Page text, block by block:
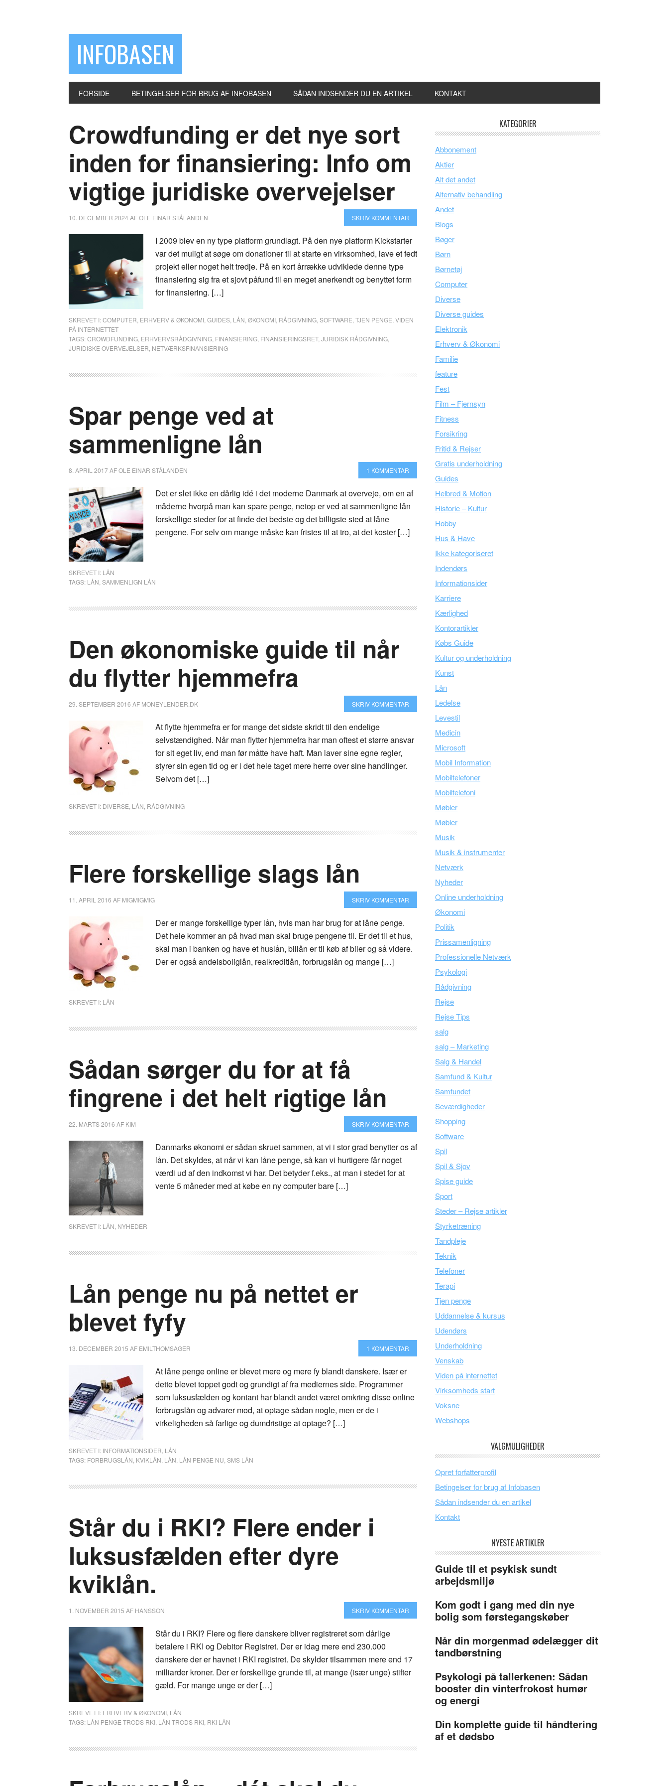
INFOBASEN
FORSIDE BETINGELSER FOR BRUG AF INFOBASEN SÅDAN INDSENDER DU EN ARTIKEL KONTAKT
Crowdfunding er det nye sort
inden for finansiering: Info om
vigtige juridiske overvejelser
10. DECEMBER 2024 AFOLE EINAR STÅLANDEN SKRIV KOMMENTAR
I 2009 blev en ny type platform grundlagt. På den nye platform Kickstarter
var det muligt at søge om donationer til at starte en virksomhed, lave et fedt
projekt eller noget helt tredje. På en kort årrække udviklede denne type
finansiering sig fra et sjovt påfund til en meget anerkendt og benyttet form
for finansiering. […]
SKREVET I:COMPUTER ERHVERV & ØKONOMI GUIDES LÅN ØKONOMI RÅDGIVNING SOFTWARE TJEN PENGE VIDEN
PÅ INTERNETTET
TAGS:CROWDFUNDING ERHVERVSRÅDGIVNING FINANSIERING FINANSIERINGSRET, JURIDISK RÅDGIVNING
JURIDISKE OVERVEJELSER NETVÆRKSFINANSIERING
Spar penge ved at
sammenligne lån
8. APRIL 2017AFOLE EINAR STÅLANDEN 1 KOMMENTAR
Det er slet ikke en dårlig idé i det moderne Danmark at overveje, om en af
måderne hvorpå man kan spare penge, netop er ved at sammenligne lån
forskellige steder for at finde det bedste og det billigste sted at låne
pengene. For selv om mange måske kan fristes til at tro, at det koster […]
SKREVET I: LÅN
TAGS: LÅN SAMMENLIGN LÅN
Den økonomiske guide til når
du flytter hjemmefra
29. SEPTEMBER 2016 AF MONEYLENDER.DK SKRIV KOMMENTAR
At flytte hjemmefra er for mange det sidste skridt til den endelige
selvstændighed. Når man flytter hjemmefra har man oftest et større ansvar
for sit eget liv, end man før måtte have haft. Man laver sine egne regler,
styrer sin egen tid og er i det hele taget mere herre over sine handlinger.
Selvom det […]
SKREVET I: DIVERSE LÅN RÅDGIVNING
Flere forskellige slags lån
11. APRIL 2016 AF MIGMIGMIG SKRIV KOMMENTAR
Der er mange forskellige typer lån, hvis man har brug for at låne penge.
Det hele kommer an på hvad man skal bruge pengene til. Er det til et hus,
skal man i banken og have et huslån, billån er til køb af biler og så videre.
Der er også andelsboliglån, realkreditlån, forbrugslån og mange […]
SKREVET I: LÅN
Sådan sørger du for at få
fingrene i det helt rigtige lån
22. MARTS 2016 AF KIM SKRIV KOMMENTAR
Danmarks økonomi er sådan skruet sammen, at vi i stor grad benytter os af
lån. Det skyldes, at når vi kan låne penge, så kan vi hurtigere får noget
værdi ud af den indkomst vi har. Det betyder f.eks., at man i stedet for at
vente 5 måneder med at købe en ny computer bare […]
SKREVET I: LÅN NYHEDER
Lån penge nu på nettet er
blevet fyfy
13. DECEMBER 2015 AF EMILTHOMSAGER 1 KOMMENTAR
At låne penge online er blevet mere og mere fy blandt danskere. Især er
dette blevet toppet godt og grundigt af fra mediernes side. Programmer
som luksusfælden og kontant har blandt andet været omkring disse online
forbrugslån og advarer mod, at optage sådan nogle, men er de i
virkeligheden så farlige og dumdristige at optage? […]
SKREVET I: INFORMATIONSIDER LÅN
TAGS: FORBRUGSLÅN KVIKLÅN LÅN LÅN PENGE NU SMS LÅN
Står du i RKI? Flere ender i
luksusfælden efter dyre
kviklån.
1. NOVEMBER 2015 AF HANSSON SKRIV KOMMENTAR
Står du i RKI? Flere og flere danskere bliver registreret som dårlige
betalere i RKI og Debitor Registret. Der er idag mere end 230.000
danskere der er havnet i RKI registret. De skylder tilsammen mere end 17
milliarder kroner. Der er forskellige grunde til, at mange (især unge) stifter
gæld. For mange unge er der […]
SKREVET I: ERHVERV & ØKONOMI LÅN
TAGS: LÅN PENGE TRODS RKI LÅN TRODS RKI RKI LÅN
KATEGORIER
Abbonement
Aktier
Alt det andet
Alternativ behandling
Andet
Blogs
Bøger
Børn
Børnetøj
Computer
Diverse
Diverse guides
Elektronik
Erhverv & Økonomi
Familie
feature
Fest
Film – Fjernsyn
Fitness
Forsikring
Fritid & Rejser
Gratis underholdning
Guides
Helbred & Motion
Historie – Kultur
Hobby
Hus & Have
Ikke kategoriseret
Indendørs
Informationsider
Karriere
Kærlighed
Kontorartikler
Købs Guide
Kultur og underholdning
Kunst
Lån
Ledelse
Levestil
Medicin
Microsoft
Mobil Information
Mobiltelefoner
Mobiltelefoni
Møbler
Møbler
Musik
Musik & instrumenter
Netværk
Nyheder
Online underholdning
Økonomi
Politik
Prissamenligning
Professionelle Netværk
Psykologi
Rådgivning
Rejse
Rejse Tips
salg
salg – Marketing
Salg & Handel
Samfund & Kultur
Samfundet
Seværdigheder
Shopping
Software
Spil
Spil & Sjov
Spise guide
Sport
Steder – Rejse artikler
Styrketræning
Tandpleje
Teknik
Telefoner
Terapi
Tjen penge
Uddannelse & kursus
Udendørs
Underholdning
Venskab
Viden på internettet
Virksomheds start
Voksne
Webshops
VALGMULIGHEDER
Opret forfatterprofil
Betingelser for brug af Infobasen
Sådan indsender du en artikel
Kontakt
NYESTE ARTIKLER
Guide til et psykisk sundt
arbejdsmiljø
Kom godt i gang med din nye
bolig som førstegangskøber
Når din morgenmad ødelægger dit
tandbørstning
Psykologi på tallerkenen: Sådan
booster din vinterfrokost humør
og energi
Din komplette guide til håndtering
af et dødsbo